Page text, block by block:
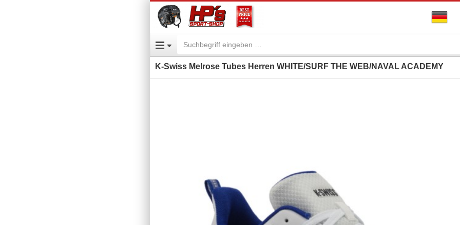
K-Swiss Melrose Tubes Herren WHITE/SURF THE WEB/NAVAL ACADEMY